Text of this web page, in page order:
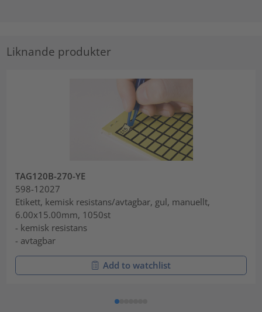
Liknande produkter
TAG120B-270-YE
598-12027
Etikett, kemisk resistans/avtagbar, gul, manuellt,
6.00x15.00mm, 1050st
- kemisk resistans
- avtagbar
Add to watchlist